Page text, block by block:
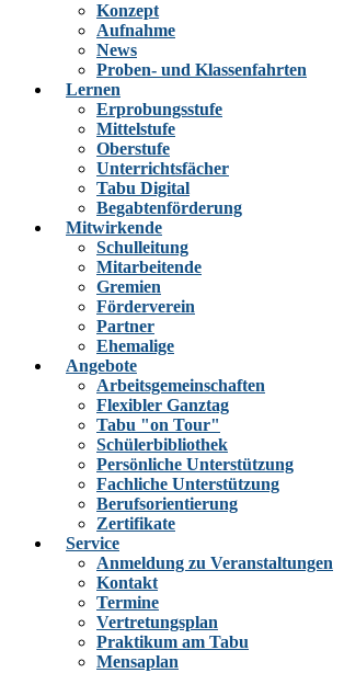
Konzept
Aufnahme
News
Proben- und Klassenfahrten
Lernen
Erprobungsstufe
Mittelstufe
Oberstufe
Unterrichtsfächer
Tabu Digital
Begabtenförderung
Mitwirkende
Schulleitung
Mitarbeitende
Gremien
Förderverein
Partner
Ehemalige
Angebote
Arbeitsgemeinschaften
Flexibler Ganztag
Tabu "on Tour"
Schülerbibliothek
Persönliche Unterstützung
Fachliche Unterstützung
Berufsorientierung
Zertifikate
Service
Anmeldung zu Veranstaltungen
Kontakt
Termine
Vertretungsplan
Praktikum am Tabu
Mensaplan